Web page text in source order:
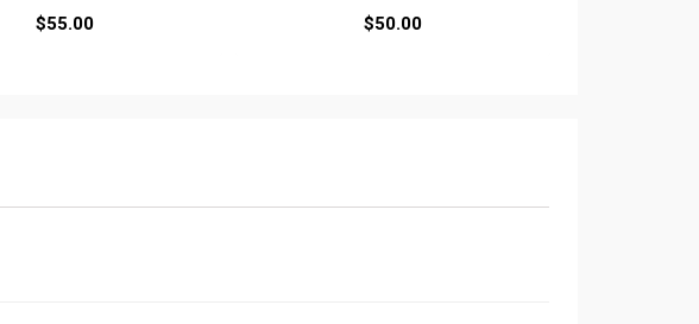
$55.00
$50.00